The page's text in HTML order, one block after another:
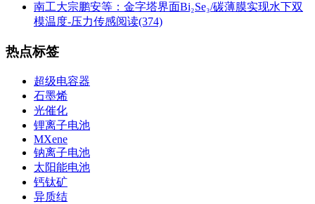
南工大宗鹏安等：金字塔界面Bi₂Se₃/碳薄膜实现水下双
模温度-压力传感阅读(374)
热点标签
超级电容器
石墨烯
光催化
锂离子电池
MXene
钠离子电池
太阳能电池
钙钛矿
异质结